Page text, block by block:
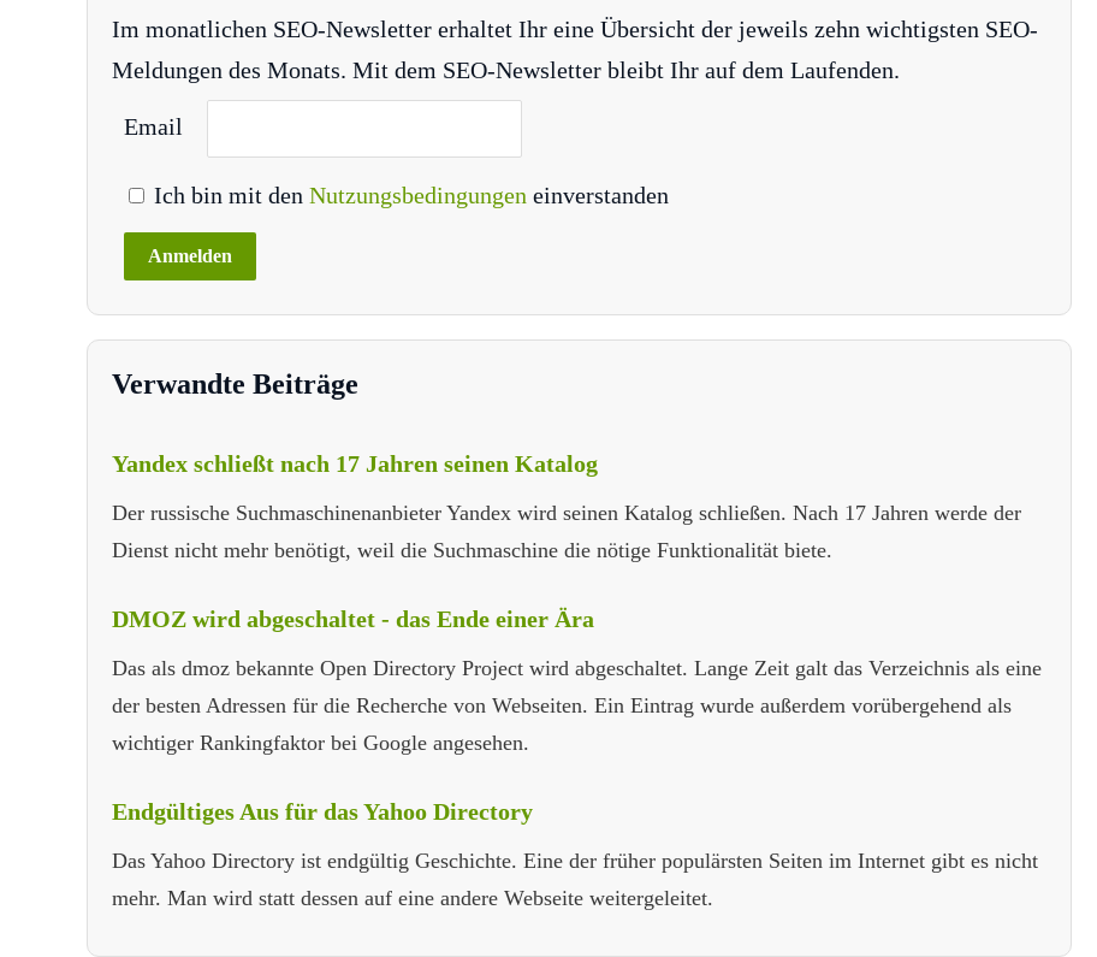
Im monatlichen SEO-Newsletter erhaltet Ihr eine Übersicht der jeweils zehn wichtigsten SEO-
Meldungen des Monats. Mit dem SEO-Newsletter bleibt Ihr auf dem Laufenden.
Email
Ich bin mit den Nutzungsbedingungen einverstanden
Verwandte Beiträge
Yandex schließt nach 17 Jahren seinen Katalog
Der russische Suchmaschinenanbieter Yandex wird seinen Katalog schließen. Nach 17 Jahren werde der
Dienst nicht mehr benötigt, weil die Suchmaschine die nötige Funktionalität biete.
DMOZ wird abgeschaltet - das Ende einer Ära
Das als dmoz bekannte Open Directory Project wird abgeschaltet. Lange Zeit galt das Verzeichnis als eine
der besten Adressen für die Recherche von Webseiten. Ein Eintrag wurde außerdem vorübergehend als
wichtiger Rankingfaktor bei Google angesehen.
Endgültiges Aus für das Yahoo Directory
Das Yahoo Directory ist endgültig Geschichte. Eine der früher populärsten Seiten im Internet gibt es nicht
mehr. Man wird statt dessen auf eine andere Webseite weitergeleitet.